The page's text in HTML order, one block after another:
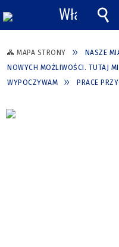
MAPA STRONY NASZE
NOWYCH MOŻLIWOŚCI. TUTAJ
WYPOCZYWAM
PRACE
Włącz